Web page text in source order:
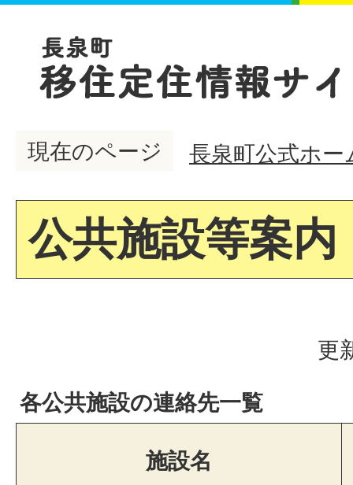
現在のページ 長泉町公式ホー
公共施設等案内
更
各公共施設の連絡先一覧
施設名